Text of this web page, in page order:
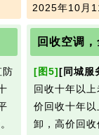
2025年10月
防
回收空调
[图5][同城服
回收十年以
价回收十年
卸，高价回